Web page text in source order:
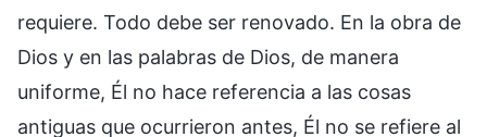
requiere. Todo debe ser renovado. En la obra de
Dios y en las palabras de Dios, de manera
uniforme, Él no hace referencia a las cosas
antiguas que ocurrieron antes, Él no se refiere al